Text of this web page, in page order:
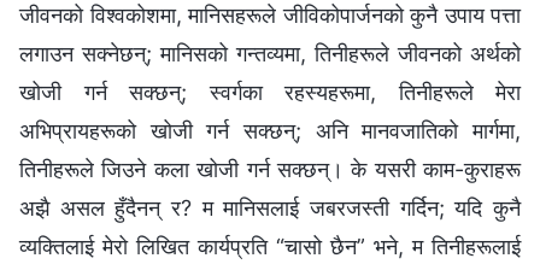
जीवनको विश्‍वकोशमा, मानिसहरूले जीविकोपार्जनको कुनै उपाय पत्ता
लगाउन सक्‍नेछन्; मानिसको गन्तव्यमा, तिनीहरूले जीवनको अर्थको
खोजी गर्न सक्छन्; स्वर्गका रहस्यहरूमा, तिनीहरूले मेरा
अभिप्रायहरूको खोजी गर्न सक्छन्; अनि मानवजातिको मार्गमा,
तिनीहरूले जिउने कला खोजी गर्न सक्छन्। के यसरी काम-कुराहरू
अझै असल हुँदैनन् र? म मानिसलाई जबरजस्ती गर्दिन; यदि कुनै
व्यक्तिलाई मेरो लिखित कार्यप्रति “चासो छैन” भने, म तिनीहरूलाई